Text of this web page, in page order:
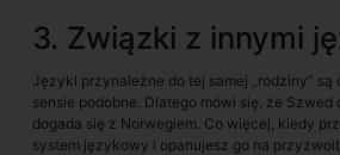
3. Związki z innymi
Języki przynależne do tej samej „rodziny” są
sensie podobne. Dlatego mówi się, że
dogada się z Norwegiem. Co więcej, kiedy
system językowy i opanujesz go na